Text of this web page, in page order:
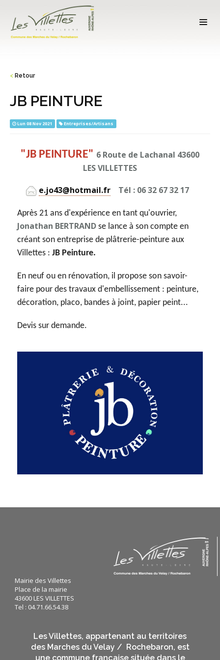
< Retour
JB PEINTURE
Lun 08 Nov 2021 Entreprises/Artisans
"JB PEINTURE" 6 Route de Lachanal 43600
LES VILLETTES
e.jo43@hotmail.frTél : 06 32 67 32 17
Après 21 ans d'expérience en tant qu'ouvrier,
Jonathan BERTRAND se lance à son compte en
créant son entreprise de plâtrerie-peinture aux
Villettes : JB Peinture.
En neuf ou en rénovation, il propose son savoir-
faire pour des travaux d'embellissement : peinture,
décoration, placo, bandes à joint, papier peint...
Devis sur demande.
Mairie des Villettes
Place de la mairie
43600 LES VILLETTES
Tel : 04.71.66.54.38
Les Villettes, appartenant au territoires
des Marches du Velay / Rochebaron, est
une commune française située dans le